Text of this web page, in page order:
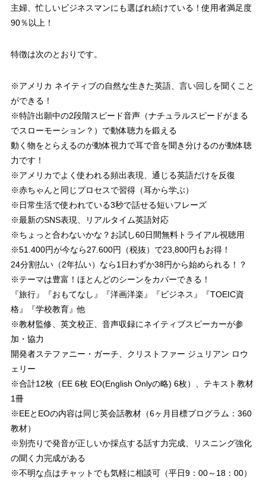
主婦、忙しいビジネスマンにも選ばれ続けている！使用者満足度
90％以上！
特徴は次のとおりです。
※アメリカ ネイティブの自然な生きた英語、言い回しを聞くこと
ができる！
※特許出願中の2段階スピード音声（ナチュラルスピードがまる
でスローモーション？）で動体聴力を鍛える
動く物をとらえるのが動体視力で耳で音を聞き分けるのが動体聴
力です！
※アメリカでよく使われる頻出表現、通じる英語だけを反復
※赤ちゃんと同じプロセスで習得（耳から学ぶ）
※日常生活で使われている3秒で話せる短いフレーズ
※最新のSNS表現、リアルタイム英語対応
※ちょっと合わないかな？お試し60日間無料トライアル視聴用
※51.400円が今なら27.600円（税抜）で23,800円もお得！
24分割払い（2年払い）なら1日わずか38円から始められる！？
※テーマは豊富！ほとんどのシーンをカバーできる！
『旅行』『おもてなし』『洋画洋楽』『ビジネス』『TOEIC資
格』『学校教育』他
※教材監修、英文校正、音声収録にネイティブスピーカーが参
加・協力
開発者ステファニー・ガーチ、クリストファー ジュリアン ロウ
ェリー
※合計12枚（EE 6枚 EO(English Onlyの略) 6枚）、テキスト教材
1冊
※EEとEOの内容は同じ英会話教材（6ヶ月目標プログラム：360
教材）
※別売りで発音が正しいか採点する話す力完成、リスニング強化
の聞く力完成がある
※不明な点はチャットでも気軽に相談可（平日9：00～18：00）